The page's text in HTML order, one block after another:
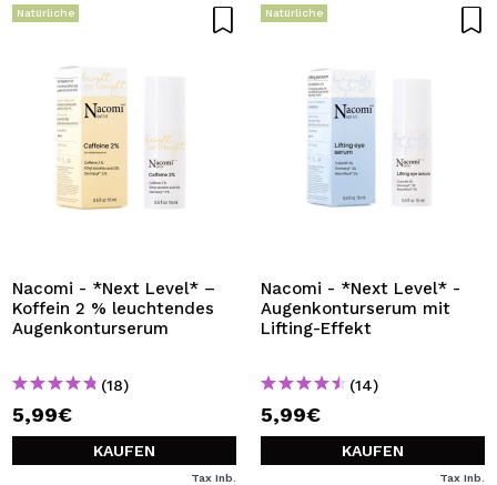
Natürliche
Nacomi - *Next Level* –
Koffein 2 % leuchtendes
Augenkonturserum
(18)
5,99€
KAUFEN
Tax Inb.
Natürliche
Nacomi - *Next Level* -
Augenkonturserum mit
Lifting-Effekt
(14)
5,99€
KAUFEN
Tax Inb.